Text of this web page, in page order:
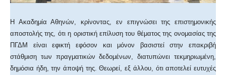
Η Ακαδημία Αθηνών, κρίνοντας, εν επιγνώσει της επιστημονικής
αποστολής της, ότι η οριστική επίλυση του θέματος της ονομασίας της
ΠΓΔΜ είναι εφικτή εφόσον και μόνον βασιστεί στην επακριβή
στάθμιση των πραγματικών δεδομένων, διατυπώνει τεκμηριωμένη,
δημόσια ήδη, την άποψή της. Θεωρεί, εξ άλλου, ότι αποτελεί ευτυχές